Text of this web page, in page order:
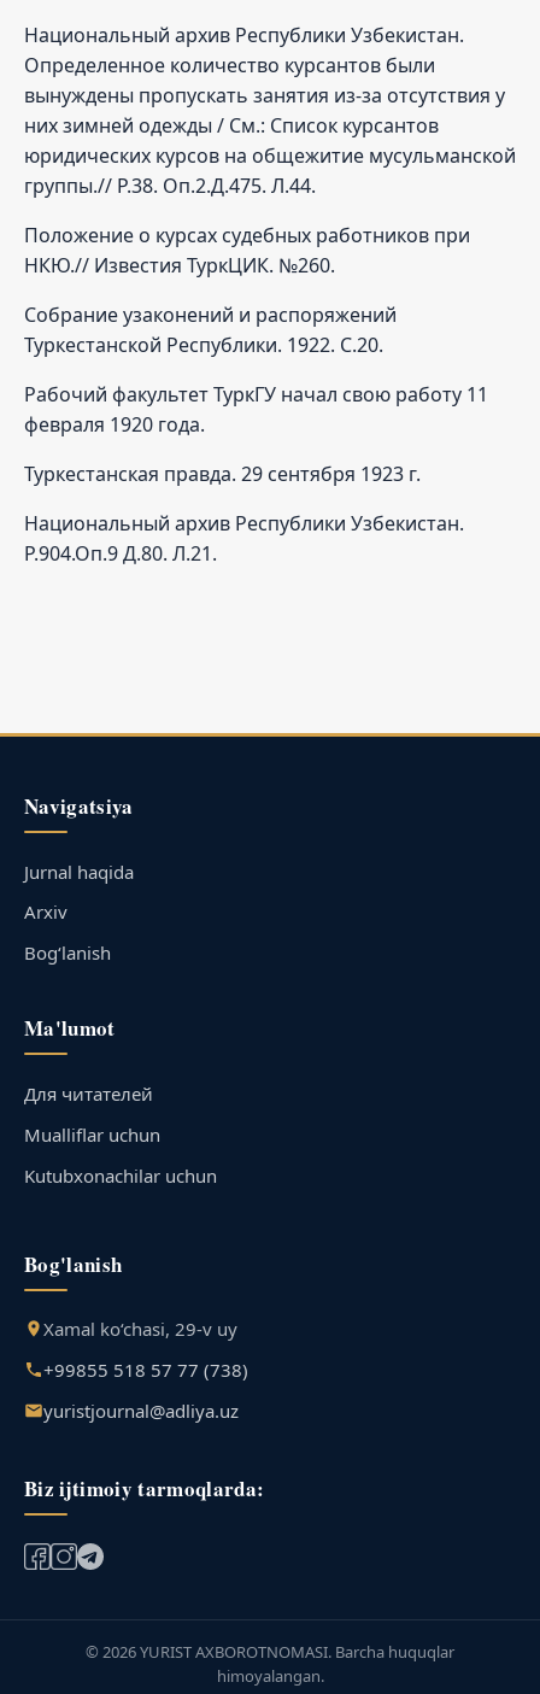
Национальный архив Республики Узбекистан.
Определенное количество курсантов были
вынуждены пропускать занятия из-за отсутствия у
них зимней одежды / См.: Список курсантов
юридических курсов на общежитие мусульманской
группы.// Р.38. Оп.2.Д.475. Л.44.
Положение о курсах судебных работников при
НКЮ.// Известия ТуркЦИК. №260.
Собрание узаконений и распоряжений
Туркестанской Республики. 1922. С.20.
Рабочий факультет ТуркГУ начал свою работу 11
февраля 1920 года.
Туркестанская правда. 29 сентября 1923 г.
Национальный архив Республики Узбекистан.
Р.904.Оп.9 Д.80. Л.21.
Navigatsiya
Jurnal haqida
Arxiv
Bog‘lanish
Ma'lumot
Для читателей
Mualliflar uchun
Kutubxonachilar uchun
Bog'lanish
Xamal ko‘chasi, 29-v uy
+99855 518 57 77 (738)
yuristjournal@adliya.uz
Biz ijtimoiy tarmoqlarda:
© 2026 YURIST AXBOROTNOMASI. Barcha huquqlar
himoyalangan.